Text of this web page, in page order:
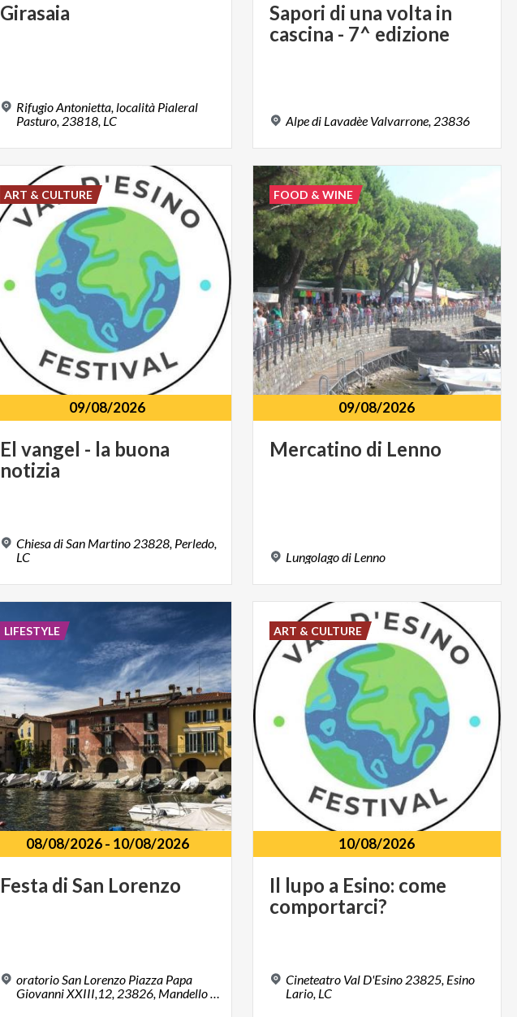
Girasaia
Rifugio Antonietta, località Pialeral
Pasturo, 23818, LC
Sapori di una volta in
cascina - 7^ edizione
Alpedi Lavadèe Valvarrone, 23836
09/08/2026
El vangel - la buona
notizia
Chiesa di San Martino 23828, Perledo,
LC
ART & CULTURE
09/08/2026
Mercatino di Lenno
Lungolagodi Lenno
FOOD & WINE
08/08/2026- 10/08/2026
Festa di San Lorenzo
oratorio San Lorenzo Piazza Papa
LIFESTYLE
10/08/2026
Il lupo a Esino: come
comportarci?
Cineteatro Val D'Esino 23825, Esino
Lario, LC
ART & CULTURE